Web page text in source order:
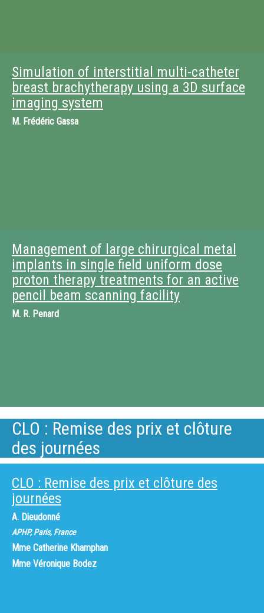
Simulation of interstitial multi-catheter
breast brachytherapy using a 3D surface
imaging system
M. Frédéric Gassa
Management of large chirurgical metal
implants in single field uniform dose
proton therapy treatments for an active
pencil beam scanning facility
M. R. Penard
CLO : Remise des prix et clôture
des journées
CLO : Remise des prix et clôture des
journées
A. Dieudonné
APHP, Paris, France
Mme Catherine Khamphan
Mme Véronique Bodez